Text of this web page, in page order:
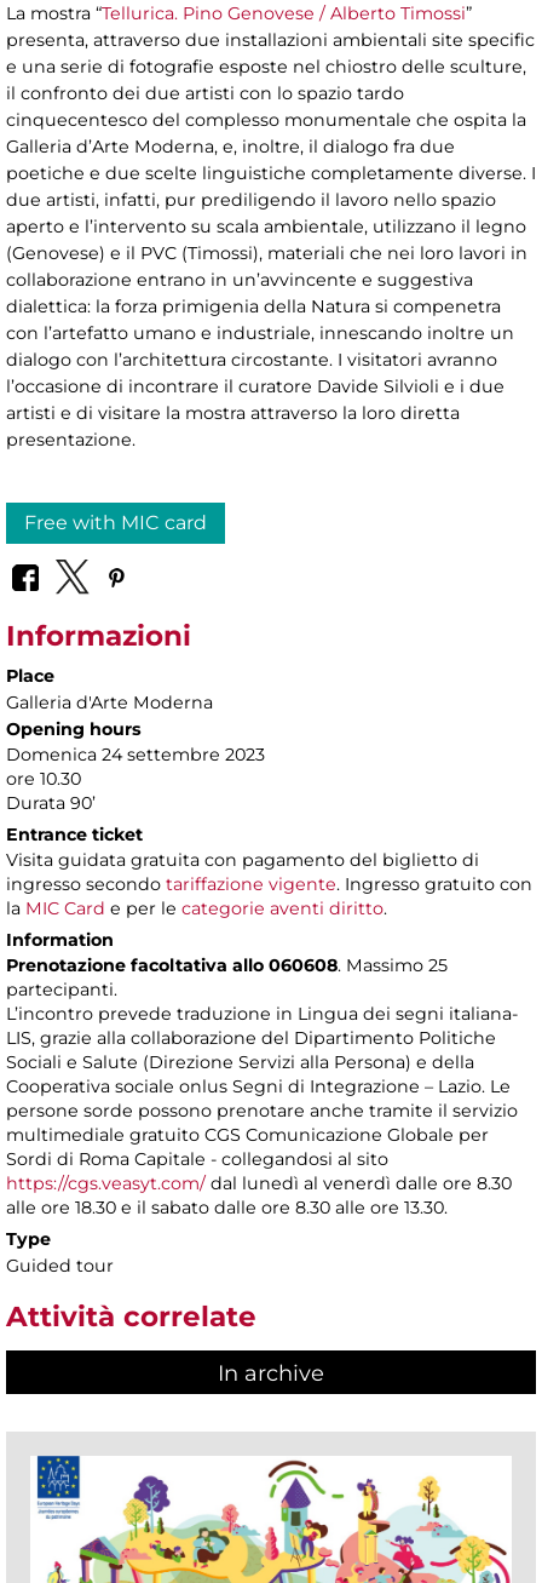
La mostra “Tellurica. Pino Genovese / Alberto Timossi”
presenta, attraverso due installazioni ambientali site specific
e una serie di fotografie esposte nel chiostro delle sculture,
il confronto dei due artisti con lo spazio tardo
cinquecentesco del complesso monumentale che ospita la
Galleria d’Arte Moderna, e, inoltre, il dialogo fra due
poetiche e due scelte linguistiche completamente diverse. I
due artisti, infatti, pur prediligendo il lavoro nello spazio
aperto e l’intervento su scala ambientale, utilizzano il legno
(Genovese) e il PVC (Timossi), materiali che nei loro lavori in
collaborazione entrano in un’avvincente e suggestiva
dialettica: la forza primigenia della Natura si compenetra
con l’artefatto umano e industriale, innescando inoltre un
dialogo con l’architettura circostante. I visitatori avranno
l’occasione di incontrare il curatore Davide Silvioli e i due
artisti e di visitare la mostra attraverso la loro diretta
presentazione.
Free with MIC card
Informazioni
Place
Galleria d'Arte Moderna
Opening hours
Domenica 24 settembre 2023
ore 10.30
Durata 90’
Entrance ticket
Visita guidata gratuita con pagamento del biglietto di
ingresso secondo tariffazione vigente. Ingresso gratuito con
la MIC Card e per le categorie aventi diritto.
Information
Prenotazione facoltativa allo 060608. Massimo 25
partecipanti.
L’incontro prevede traduzione in Lingua dei segni italiana-
LIS, grazie alla collaborazione del Dipartimento Politiche
Sociali e Salute (Direzione Servizi alla Persona) e della
Cooperativa sociale onlus Segni di Integrazione – Lazio. Le
persone sorde possono prenotare anche tramite il servizio
multimediale gratuito CGS Comunicazione Globale per
Sordi di Roma Capitale - collegandosi al sito
https://cgs.veasyt.com/dal lunedì al venerdì dalle ore 8.30
alle ore 18.30 e il sabato dalle ore 8.30 alle ore 13.30.
Type
Guided tour
Attività correlate
In archive